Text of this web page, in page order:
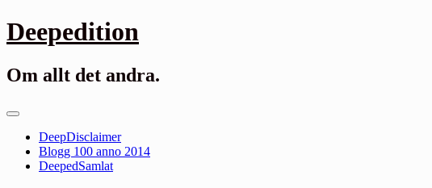
Gå
till
Deepedition
Om allt det andra.
Primär
DeepDisclaimer
Blogg 100 anno 2014
DeepedSamlat